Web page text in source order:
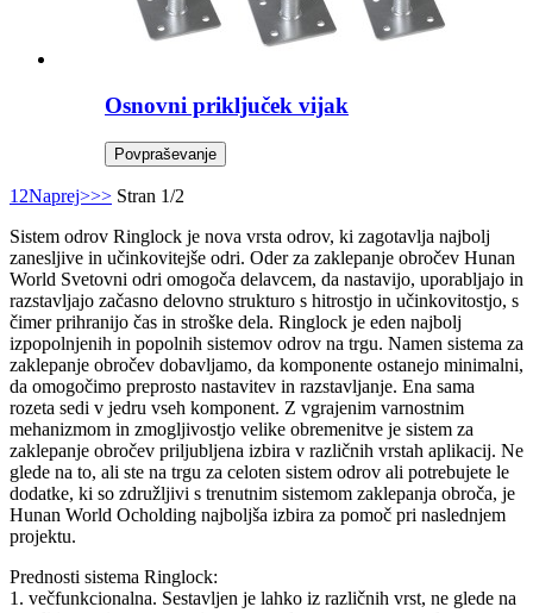
Osnovni priključek vijak
Povpraševanje
1 2Naprej>>> Stran 1/2
Sistem odrov Ringlock je nova vrsta odrov, ki zagotavlja najbolj
zanesljive in učinkovitejše odri. Oder za zaklepanje obročev Hunan
World Svetovni odri omogoča delavcem, da nastavijo, uporabljajo in
razstavljajo začasno delovno strukturo s hitrostjo in učinkovitostjo, s
čimer prihranijo čas in stroške dela. Ringlock je eden najbolj
izpopolnjenih in popolnih sistemov odrov na trgu. Namen sistema za
zaklepanje obročev dobavljamo, da komponente ostanejo minimalni,
da omogočimo preprosto nastavitev in razstavljanje. Ena sama
rozeta sedi v jedru vseh komponent. Z vgrajenim varnostnim
mehanizmom in zmogljivostjo velike obremenitve je sistem za
zaklepanje obročev priljubljena izbira v različnih vrstah aplikacij. Ne
glede na to, ali ste na trgu za celoten sistem odrov ali potrebujete le
dodatke, ki so združljivi s trenutnim sistemom zaklepanja obroča, je
Hunan World Ocholding najboljša izbira za pomoč pri naslednjem
projektu.
Prednosti sistema Ringlock:
1. večfunkcionalna. Sestavljen je lahko iz različnih vrst, ne glede na